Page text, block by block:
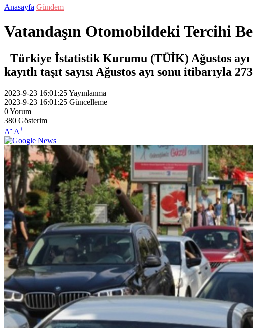
Anasayfa Gündem
Vatandaşın Otomobildeki Tercihi
Türkiye İstatistik Kurumu (TÜİK) Ağustos
kayıtlı taşıt sayısı Ağustos ayı sonu itibarıyla
2023-9-23 16:01:25Yayınlanma
2023-9-23 16:01:25 Güncelleme
0Yorum
380 Gösterim
A- A+